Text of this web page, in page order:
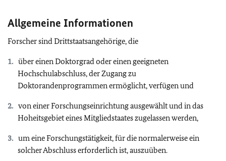
Allgemeine Informationen
Forscher sind Drittstaatsangehörige, die
über einen Doktorgrad oder einen geeigneten
Hochschulabschluss, der Zugang zu
Doktorandenprogrammen ermöglicht, verfügen und
von einer Forschungseinrichtung ausgewählt und in das
Hoheitsgebiet eines Mitgliedstaates zugelassen werden,
um eine Forschungstätigkeit, für die normalerweise ein
solcher Abschluss erforderlich ist, auszuüben.